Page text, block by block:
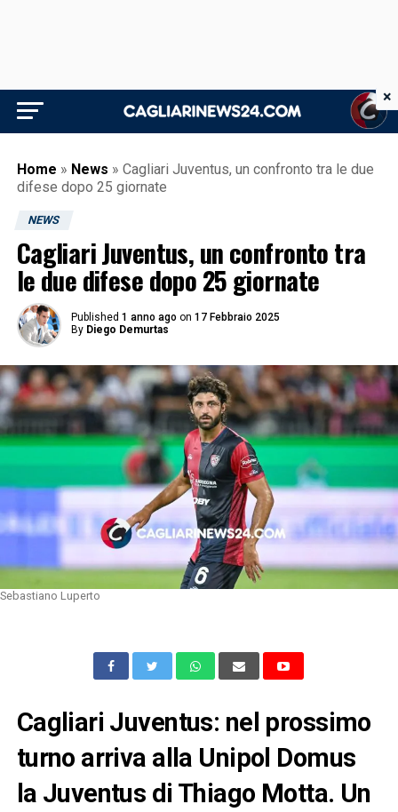
Home » News » Cagliari Juventus, un confronto tra le due
difese dopo 25 giornate
NEWS
Cagliari Juventus, un confronto tra
le due difese dopo 25 giornate
Published 1 anno ago on 17 Febbraio 2025
By Diego Demurtas
Sebastiano Luperto
Cagliari Juventus: nel prossimo
turno arriva alla Unipol Domus
la Juventus di Thiago Motta. Un
×